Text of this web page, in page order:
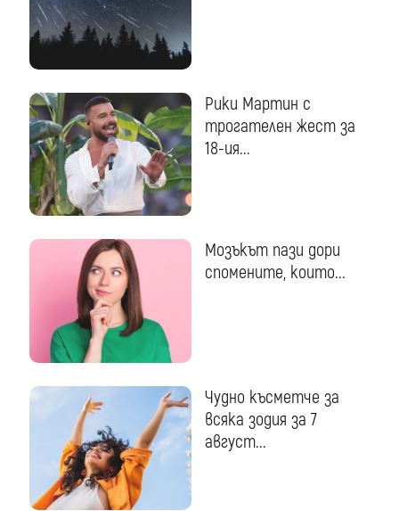
Рики Мартин с
трогателен жест за
18-ия...
Мозъкът пази дори
спомените, които...
Чудно късметче за
всяка зодия за 7
август...